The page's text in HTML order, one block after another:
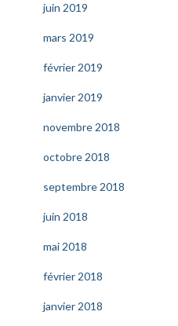
juin 2019
mars 2019
février 2019
janvier 2019
novembre 2018
octobre 2018
septembre 2018
juin 2018
mai 2018
février 2018
janvier 2018